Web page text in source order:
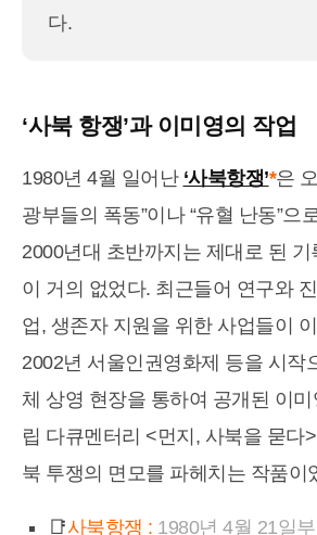
다.
‘사북 항쟁’과 이미영의 작업
1980년 4월 일어난 ‘사북항쟁’*은
광부들의 폭동”이나 “유혈 난동”으
2000년대 초반까지는 제대로 된 기
이 거의 없었다. 최근들어 연구와
업, 생존자 지원을 위한 사업들이
2002년 서울인권영화제 등을 시작
체 상영 현장을 통하여 공개된 이
립 다큐멘터리 <먼지, 사북을 묻다
북 투쟁의 면모를 파헤치는 작품이
📑사북항쟁 : 1980년 4월 21일